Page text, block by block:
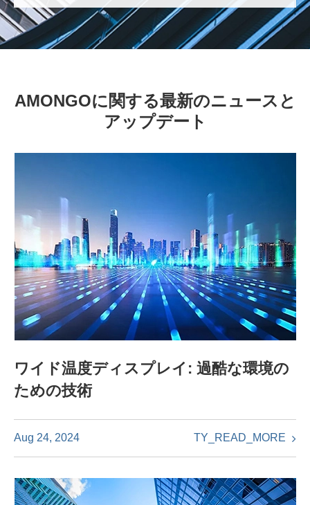
AMONGOに関する最新のニュースと
アップデート
ワイド温度ディスプレイ: 過酷な環境の
ための技術
Aug 24, 2024 TY_READ_MORE